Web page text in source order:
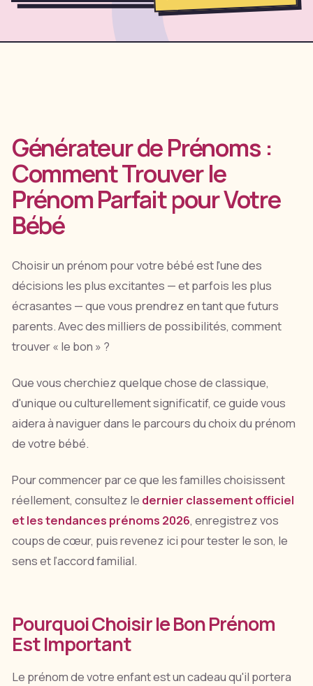
Générateur de Prénoms :
Comment Trouver le
Prénom Parfait pour Votre
Bébé
Choisir un prénom pour votre bébé est l'une des
décisions les plus excitantes — et parfois les plus
écrasantes — que vous prendrez en tant que futurs
parents. Avec des milliers de possibilités, comment
trouver « le bon » ?
Que vous cherchiez quelque chose de classique,
d'unique ou culturellement significatif, ce guide vous
aidera à naviguer dans le parcours du choix du prénom
de votre bébé.
Pour commencer par ce que les familles choisissent
réellement, consultez le dernier classement officiel
et les tendances prénoms 2026, enregistrez vos
coups de cœur, puis revenez ici pour tester le son, le
sens et l’accord familial.
Pourquoi Choisir le Bon Prénom
Est Important
Le prénom de votre enfant est un cadeau qu'il portera